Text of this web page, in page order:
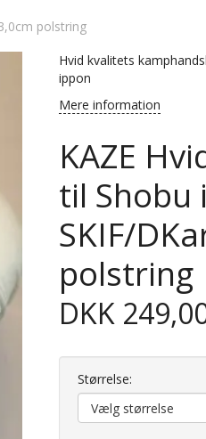
polstring
Hvid kvalitets
ippon
Mere information
KAZE
til Shobu
SKIF/
polstring
DKK
Størrelse: